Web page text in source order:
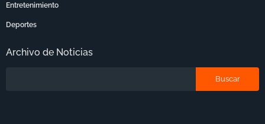
Entretenimiento
Deportes
Archivo de Noticias